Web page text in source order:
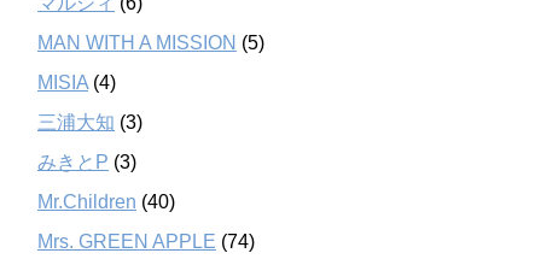
MAN WITH A MISSION (5)
MISIA (4)
三浦大知 (3)
みきとP (3)
Mr.Children (40)
Mrs. GREEN APPLE (74)